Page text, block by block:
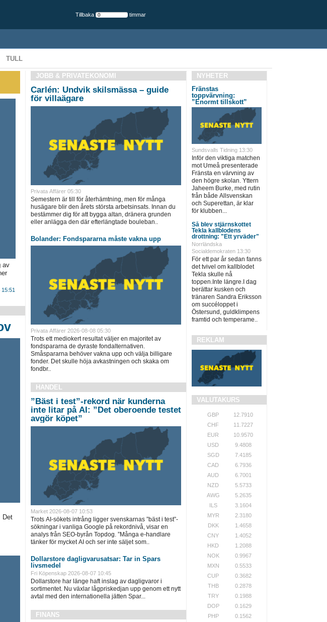
Tillbaka timmar
TULL
av
Det
JOBB & PRIVATEKONOMI
Carlén: Undvik skilsmässa – guide
för villaägare
Privata Affärer 05:30
Semestern är till för återhämtning, men för många
husägare blir den årets största arbetsinsats. Innan du
bestämmer dig för att bygga altan, dränera grunden
eller anlägga den där efterlängtade bouleban..
Bolander: Fondspararna måste vakna upp
Privata Affärer 2026-08-08 05:30
Trots ett mediokert resultat väljer en majoritet av
fondspararna de dyraste fondalternativen.
Småspararna behöver vakna upp och välja billigare
fonder. Det skulle höja avkastningen och skaka om
fondbr..
HANDEL
”Bäst i test”-rekord när kunderna
inte litar på AI: ”Det oberoende testet
avgör köpet”
Market 2026-08-07 10:53
Trots AI-sökets intrång ligger svenskarnas ”bäst i test”-
sökningar i vanliga Google på rekordnivå, visar en
analys från SEO-byrån Topdog. ”Många e-handlare
tänker för mycket AI och ser inte säljet som..
Dollarstore dagligvarusatsar: Tar in Spars
livsmedel
Fri Köpenskap 2026-08-07 10:45
Dollarstore har länge haft inslag av dagligvaror i
sortimentet. Nu växlar lågpriskedjan upp genom ett nytt
avtal med den internationella jätten Spar...
FINANS
NYHETER
Fränstas
toppvärvning:
”Enormt tillskott”
Sundsvalls Tidning 13:30
Inför den viktiga matchen
mot Umeå presenterade
Fränsta en värvning av
den högre skolan. Yttern
Jaheem Burke, med rutin
från både Allsvenskan
och Superettan, är klar
för klubben...
Så blev stjärnskottet
Tekla kallblodens
drottning: "Ett yrväder"
Norrländska
Socialdemokraten 13:30
För ett par år sedan fanns
det tvivel om kallblodet
Tekla skulle nå
toppen.Inte längre.I dag
berättar kusken och
tränaren Sandra Eriksson
om succéloppet i
Östersund, guldklimpens
framtid och temperame..
REKLAM
VALUTAKURS
GBP
12.7910
CHF
11.7227
EUR
10.9570
USD
9.4808
SGD
7.4185
CAD
6.7936
AUD
6.7001
NZD
5.5733
AWG
5.2635
ILS
3.1604
MYR
2.3180
DKK
1.4658
CNY
1.4052
HKD
1.2088
NOK
0.9967
MXN
0.5533
CUP
0.3682
THB
0.2878
TRY
0.1988
DOP
0.1629
PHP
0.1562